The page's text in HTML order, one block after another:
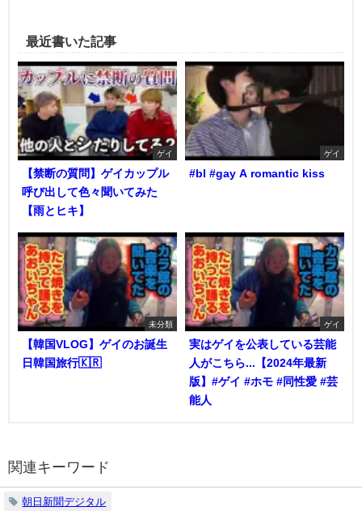
最近書いた記事
ゲイ
【禁断の質問】ゲイカップル
呼び出して色々聞いてみた
【雨とヒキ】
ゲイ
#bl #gay A romantic kiss
未分類
【韓国VLOG】ゲイのお誕生
日韓国旅行🇰🇷
ゲイ
実はゲイを公表している芸能
人がこちら...【2024年最新
版】#ゲイ #ホモ #同性愛 #芸
能人
関連キーワード
朝日新聞デジタル